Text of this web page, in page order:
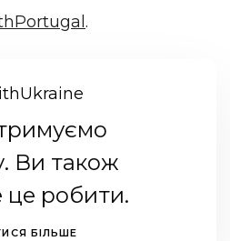
.
Ви також
це робити.
БІЛЬШЕ